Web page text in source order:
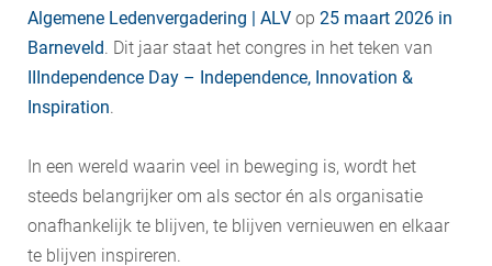
Algemene Ledenvergadering | ALV op 25 maart 2026 in
Barneveld. Dit jaar staat het congres in het teken van
IIIndependence Day – Independence, Innovation &
Inspiration.
​In een wereld waarin veel in beweging is, wordt het
steeds belangrijker om als sector én als organisatie
onafhankelijk te blijven, te blijven vernieuwen en elkaar
te blijven inspireren.